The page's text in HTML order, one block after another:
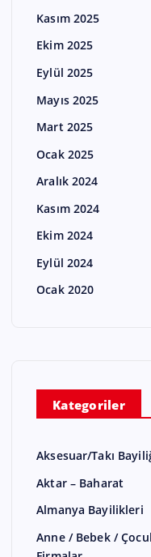
Kasım 2025
Ekim 2025
Eylül 2025
Mayıs 2025
Mart 2025
Ocak 2025
Aralık 2024
Kasım 2024
Ekim 2024
Eylül 2024
Ocak 2020
Kategoriler
Aksesuar/Takı
Aktar – Baharat
Almanya Bayilikleri
Anne / Bebek /